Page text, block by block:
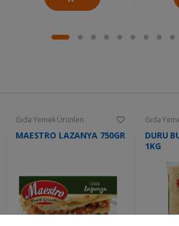
Gıda Yemek Ürünleri
MAESTRO LAZANYA 750GR
Gıda
DURU
1KG